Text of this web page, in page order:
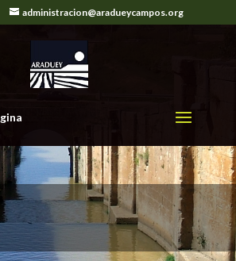
administracion@aradueycampos.org